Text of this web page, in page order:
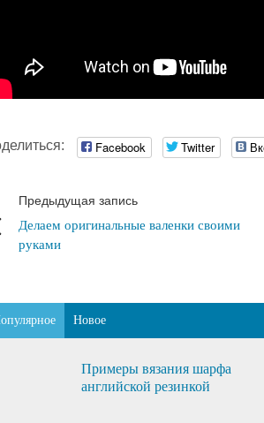
Facebook Twitter
Предыдущая запись
Делаем оригинальные валенки своими
руками
Новое
Примеры вязания шарфа
английской резинкой